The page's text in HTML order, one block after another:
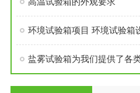
环境试验箱项目 环境试验箱
盐雾试验箱为我们提供了各